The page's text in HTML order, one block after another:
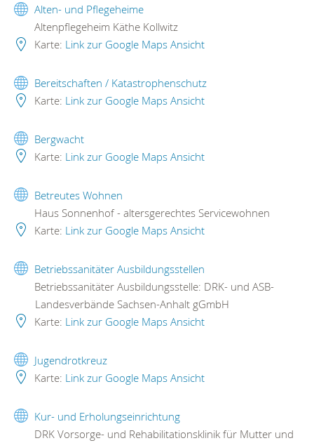
Alten- und Pflegeheime
Altenpflegeheim Käthe Kollwitz
Karte: Link zur Google Maps Ansicht
Bereitschaften / Katastrophenschutz
Karte: Link zur Google Maps Ansicht
Bergwacht
Karte: Link zur Google Maps Ansicht
Betreutes Wohnen
Haus Sonnenhof - altersgerechtes Servicewohnen
Karte: Link zur Google Maps Ansicht
Betriebssanitäter Ausbildungsstellen
Betriebssanitäter Ausbildungsstelle: DRK- und ASB-
Landesverbände Sachsen-Anhalt gGmbH
Karte: Link zur Google Maps Ansicht
Jugendrotkreuz
Karte: Link zur Google Maps Ansicht
Kur- und Erholungseinrichtung
DRK Vorsorge- und Rehabilitationsklinik für Mutter und